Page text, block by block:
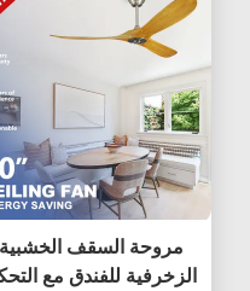
مروحة السقف الخشبية
الزخرفية للفندق مع